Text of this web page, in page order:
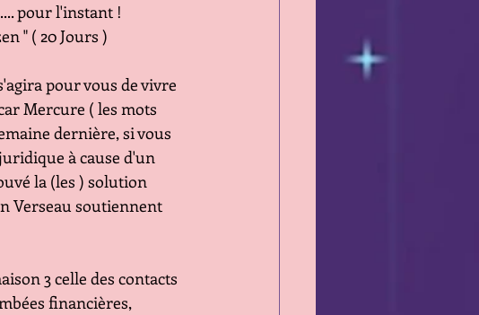
.... pour l'instant !
"zen " ( 20 Jours )
pour vous de vivre
car Mercure ( les mots
la semaine dernière, si vous
ou juridique à cause d'un
trouvé la (les ) solution
en Verseau soutiennent
3 celle des contacts
retombées financières,